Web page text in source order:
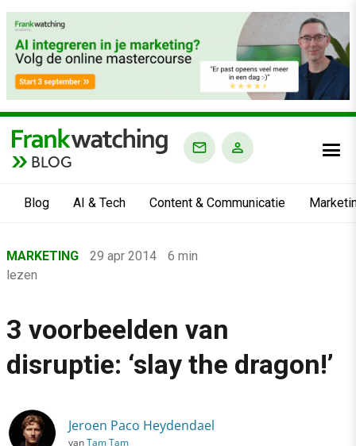
BLOG
Blog AI & Tech Content & Communicatie
›
Marketing
›
MARKETING 29 apr 2014
6 min
lezen
3 voorbeelden van
disruptie: ‘slay the dragon!’
Jeroen Paco Heydendael
vanTam Tam